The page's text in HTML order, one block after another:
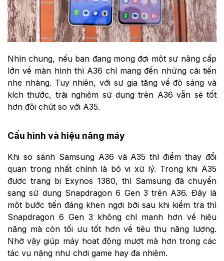
Nhìn chung, nếu bạn đang mong đợi một sự nâng cấp
lớn về màn hình thì A36 chỉ mang đến những cải tiến
nhẹ nhàng. Tuy nhiên, với sự gia tăng về độ sáng và
kích thước, trải nghiệm sử dụng trên A36 vẫn sẽ tốt
hơn đôi chút so với A35.
Cấu hình và hiệu năng máy
Khi so sánh Samsung A36 và A35 thì điểm thay đổi
quan trọng nhất chính là bộ vi xử lý. Trong khi A35
được trang bị Exynos 1380, thì Samsung đã chuyển
sang sử dụng Snapdragon 6 Gen 3 trên A36. Đây là
một bước tiến đáng khen ngợi bởi sau khi kiểm tra thì
Snapdragon 6 Gen 3 không chỉ mạnh hơn về hiệu
năng mà còn tối ưu tốt hơn về tiêu thụ năng lượng.
Nhờ vậy giúp máy hoạt động mượt mà hơn trong các
tác vụ nặng như chơi game hay đa nhiệm.